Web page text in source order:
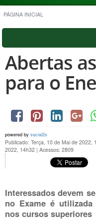
PÁGINA INICIAL
Abertas
para o
powered by social2s
Publicado: Terça, 10 de Mai de 2022,
2022, 14h32 | Acessos: 2809
Interessados devem
no Exame é
nos cursos superiores